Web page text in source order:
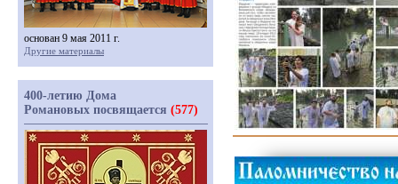
основан 9 мая 2011 г.
Другие материалы
400-летию Дома
Романовых посвящается (577)